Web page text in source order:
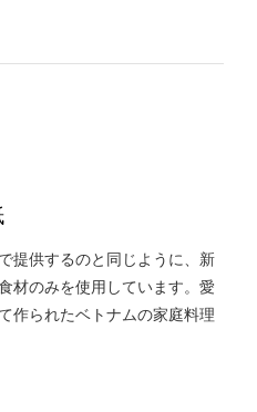
提供するのと同じように、新
材のみを使用しています。愛
作られたベトナムの家庭料理